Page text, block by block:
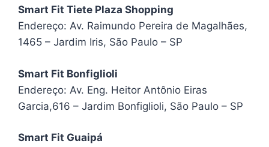
Smart Fit Tiete Plaza Shopping
Endereço: Av. Raimundo Pereira de Magalhães,
1465 – Jardim Iris, São Paulo – SP
Smart Fit Bonfiglioli
Endereço: Av. Eng. Heitor Antônio Eiras
Garcia,616 – Jardim Bonfiglioli, São Paulo – SP
Smart Fit Guaipá